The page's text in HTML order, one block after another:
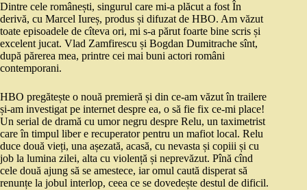
Dintre cele românești, singurul care mi-a plăcut a fost În
derivă, cu Marcel Iureș, produs și difuzat de HBO. Am văzut
toate episoadele de cîteva ori, mi s-a părut foarte bine scris și
excelent jucat. Vlad Zamfirescu și Bogdan Dumitrache sînt,
după părerea mea, printre cei mai buni actori români
contemporani.
HBO pregătește o nouă premieră și din ce-am văzut în trailere
și-am investigat pe internet despre ea, o să fie fix ce-mi place!
Un serial de dramă cu umor negru despre Relu, un taximetrist
care în timpul liber e recuperator pentru un mafiot local. Relu
duce două vieți, una așezată, acasă, cu nevasta și copiii și cu
job la lumina zilei, alta cu violență și neprevăzut. Pînă cînd
cele două ajung să se amestece, iar omul caută disperat să
renunțe la jobul interlop, ceea ce se dovedește destul de dificil.